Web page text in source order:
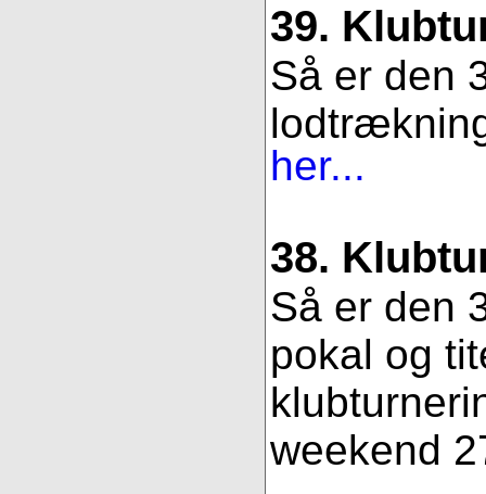
39.
Så er den
her...
38.
Så er den
pokal og
weekend